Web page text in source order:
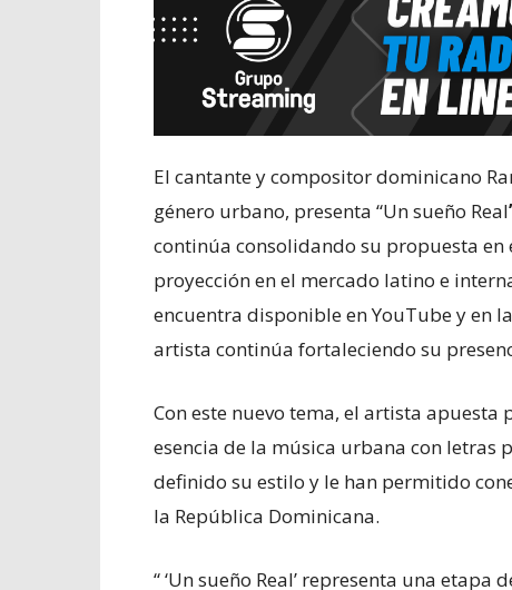
El cantante y compositor dominicano
género urbano, presenta “Un sueño Real
continúa consolidando su propuesta
proyección en el mercado latino e
encuentra disponible en YouTube y en
artista continúa fortaleciendo su
Con este nuevo tema, el artista
esencia de la música urbana con letras
definido su estilo y le han permitido
la República Dominicana.
“ ‘Un sueño Real’ representa una